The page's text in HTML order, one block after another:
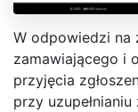
W odpowiedzi na
zamawiającego i
przyjęcia
przy